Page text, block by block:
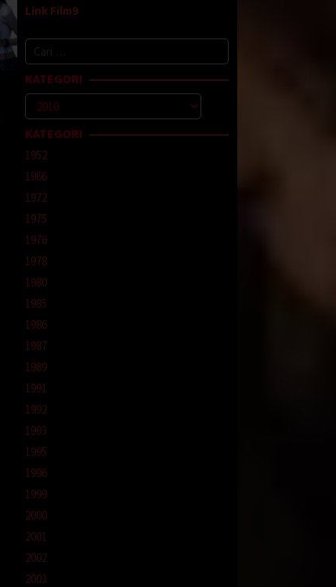
Link Film9
Cari
untuk:
KATEGORI
Kategori
KATEGORI
1952
1966
1972
1975
1976
1978
1980
1985
1986
1987
1989
1991
1992
1993
1995
1996
1999
2000
2001
2002
2003